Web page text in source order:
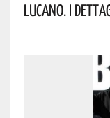
Lucano. I